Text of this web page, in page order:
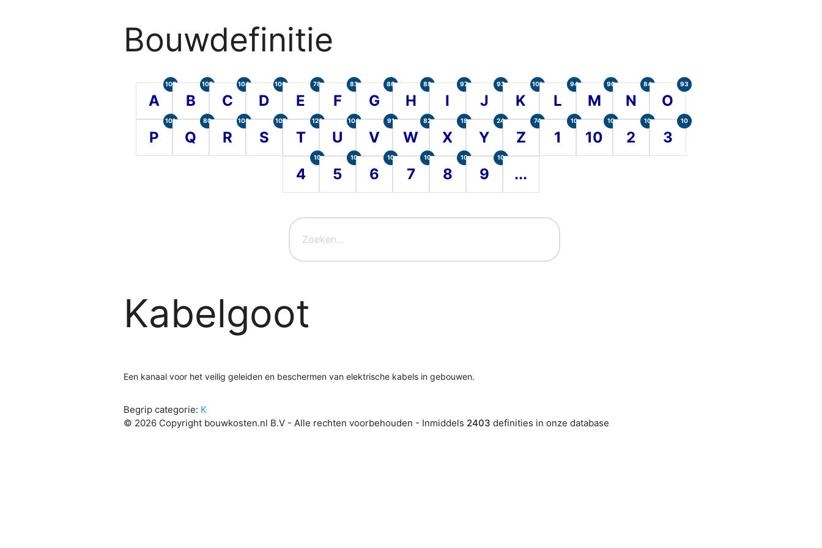
Bouwdefinitie
A
105
B
107
C
104
D
100
E
78
F
83
G
86
H
88
I
97
J
93
K
101
L
94
M
90
N
84
O
93
P
101
Q
80
R
100
S
107
T
120
U
104
V
91
W
82
X
18
Y
24
Z
74
1
10
10
10
2
10
3
10
4
10
5
10
6
10
7
10
8
10
9
10
...
Kabelgoot
Een kanaal voor het veilig geleiden en beschermen van elektrische kabels in gebouwen.
Begrip categorie: K
© 2026 Copyright bouwkosten.nl B.V - Alle rechten voorbehouden - Inmiddels 2403 definities in onze database